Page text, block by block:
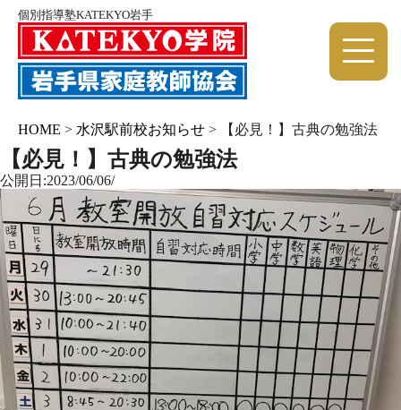
個別指導塾KATEKYO岩手
HOME > 水沢駅前校お知らせ > 【必見！】古典の勉強法
【必見！】古典の勉強法
公開日:2023/06/06/